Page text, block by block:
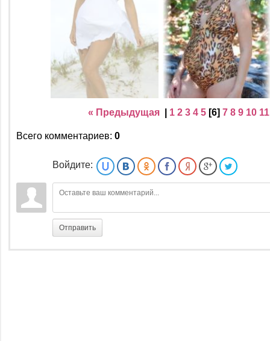
« Предыдущая 1 2 3 4 5 [6] 7 8 9 10 11
Всего комментариев: 0
Войдите:
Отправить